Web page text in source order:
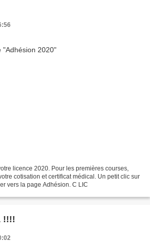
licence 2020. Pour les premières courses,
cotisation et certificat médical. Un petit clic sur
vers la page Adhésion. C LIC
!!!!